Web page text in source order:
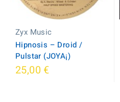
Zyx Music
Hipnosis ‎– Droid /
Pulstar (JOYA¡)
25,00 €